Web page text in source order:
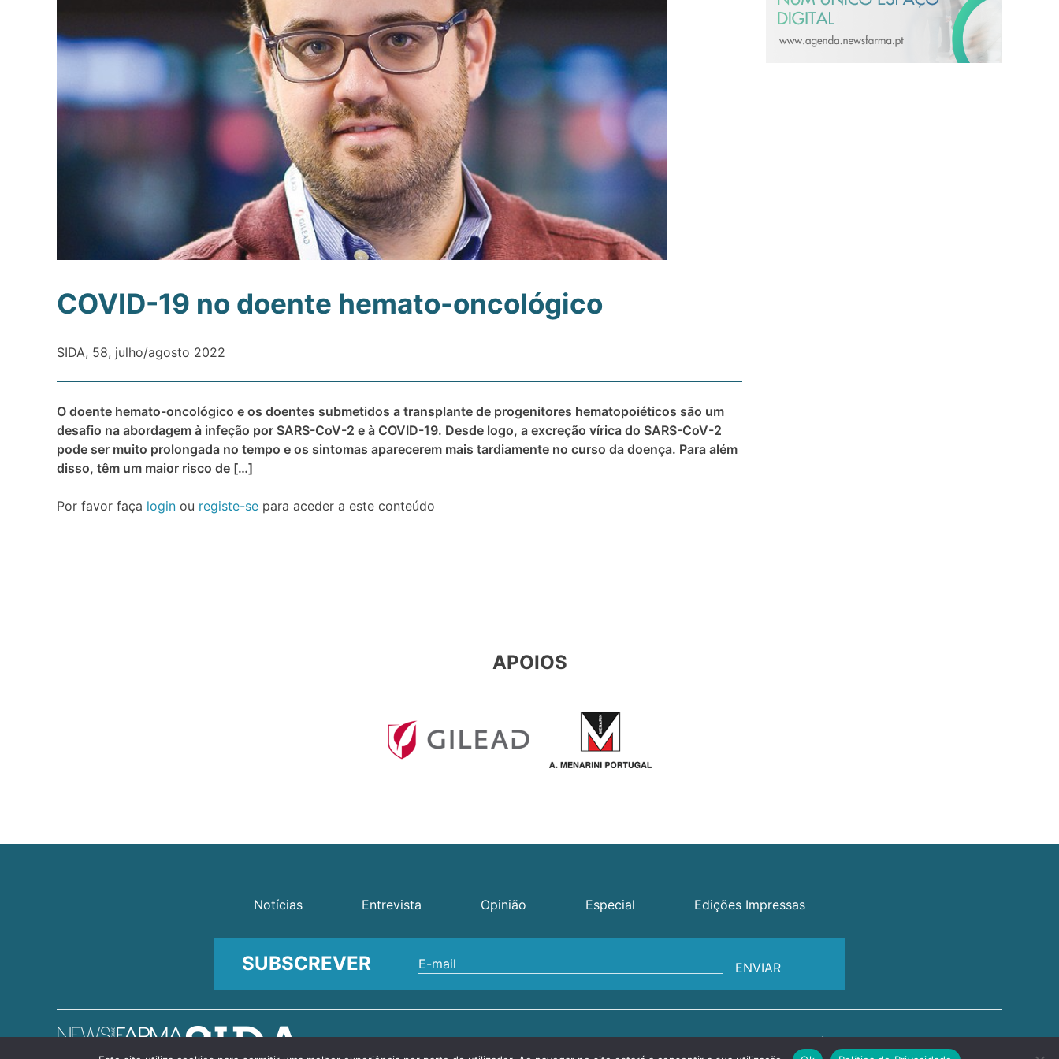
COVID-19 no doente hemato-oncológico
SIDA, 58, julho/agosto 2022
O doente hemato-oncológico e os doentes submetidos a transplante de progenitores hematopoiéticos são um
desafio na abordagem à infeção por SARS-CoV-2 e à COVID-19. Desde logo, a excreção vírica do SARS-CoV-2
pode ser muito prolongada no tempo e os sintomas aparecerem mais tardiamente no curso da doença. Para além
disso, têm um maior risco de […]
Por favor faça login ou registe-se para aceder a este conteúdo
APOIOS
Notícias Entrevista Opinião Especial Edições Impressas
SUBSCREVER